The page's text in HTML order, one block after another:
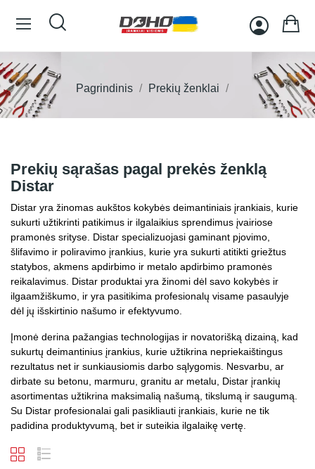
Pagrindinis Prekių ženklai
Prekių sąrašas pagal prekės ženklą
Distar
Distar yra žinomas aukštos kokybės deimantiniais įrankiais, kurie
sukurti užtikrinti patikimus ir ilgalaikius sprendimus įvairiose
pramonės srityse. Distar specializuojasi gaminant pjovimo,
šlifavimo ir poliravimo įrankius, kurie yra sukurti atitikti griežtus
statybos, akmens apdirbimo ir metalo apdirbimo pramonės
reikalavimus. Distar produktai yra žinomi dėl savo kokybės ir
ilgaamžiškumo, ir yra pasitikima profesionalų visame pasaulyje
dėl jų išskirtinio našumo ir efektyvumo.
Įmonė derina pažangias technologijas ir novatorišką dizainą, kad
sukurtų deimantinius įrankius, kurie užtikrina nepriekaištingus
rezultatus net ir sunkiausiomis darbo sąlygomis. Nesvarbu, ar
dirbate su betonu, marmuru, granitu ar metalu, Distar įrankių
asortimentas užtikrina maksimalią našumą, tikslumą ir saugumą.
Su Distar profesionalai gali pasikliauti įrankiais, kurie ne tik
padidina produktyvumą, bet ir suteikia ilgalaikę vertę.